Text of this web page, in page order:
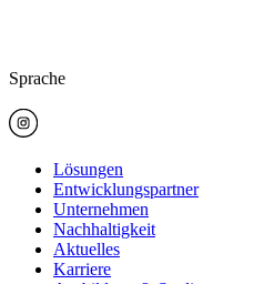
Sprache
Lösungen
Entwicklungspartner
Unternehmen
Nachhaltigkeit
Aktuelles
Karriere